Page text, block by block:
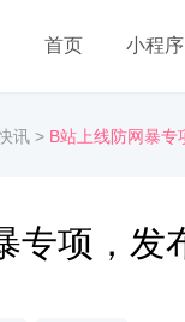
首页 小程序
讯 > B站上线防网暴专
专项，发